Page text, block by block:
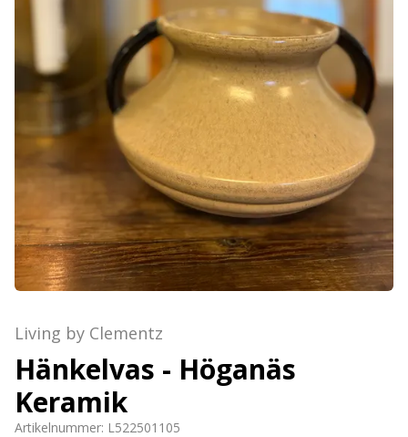
Living by Clementz
Hänkelvas - Höganäs
Keramik
Artikelnummer: L522501105